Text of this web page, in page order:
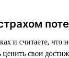
и считаете,
свои